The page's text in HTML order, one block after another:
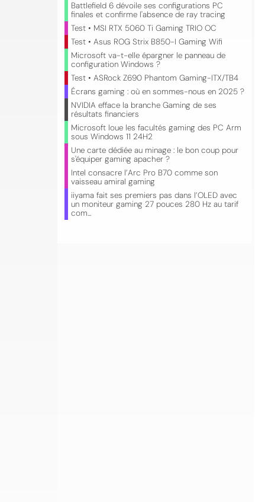
Battlefield 6 dévoile ses configurations PC
finales et confirme l'absence de ray tracing
Test • MSI RTX 5060 Ti Gaming TRIO OC
Test • Asus ROG Strix B850-I Gaming Wifi
Microsoft va-t-elle épargner le panneau de
configuration Windows ?
Test • ASRock Z690 Phantom Gaming-ITX/TB4
Écrans gaming : où en sommes-nous en 2025 ?
NVIDIA efface la branche Gaming de ses
résultats financiers
Microsoft loue les facultés gaming des PC Arm
sous Windows 11 24H2
Une carte dédiée au minage : le bon coup pour
s'équiper gaming apacher ?
Intel consacre l’Arc Pro B70 comme son
vaisseau amiral gaming
iiyama fait ses premiers pas dans l’OLED avec
un moniteur gaming 27 pouces 280 Hz au tarif
com...